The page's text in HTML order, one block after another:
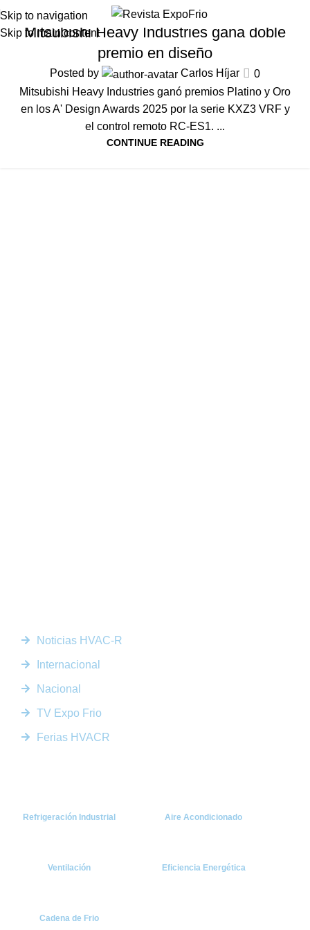
Skip to navigation
Skip to main content
07Ago Noticias HVAC-R
Mitsubishi Heavy Industries gana doble
premio en diseño
Posted by Carlos Híjar
0
Mitsubishi Heavy Industries ganó premios Platino y Oro
en los A' Design Awards 2025 por la serie KXZ3 VRF y
el control remoto RC-ES1. ...
CONTINUE READING
Noticias HVAC-R
Internacional
Nacional
TV Expo Frio
Ferias HVACR
Refrigeración Industrial Aire Acondicionado
Ventilación Eficiencia Energética
Cadena de Frio